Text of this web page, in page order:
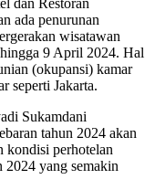
ada penurunan
wisatawan
hingga 9 April 2024. Hal
(okupansi) kamar
seperti Jakarta.
Sukamdani
tahun 2024 akan
kondisi perhotelan
2024 yang semakin